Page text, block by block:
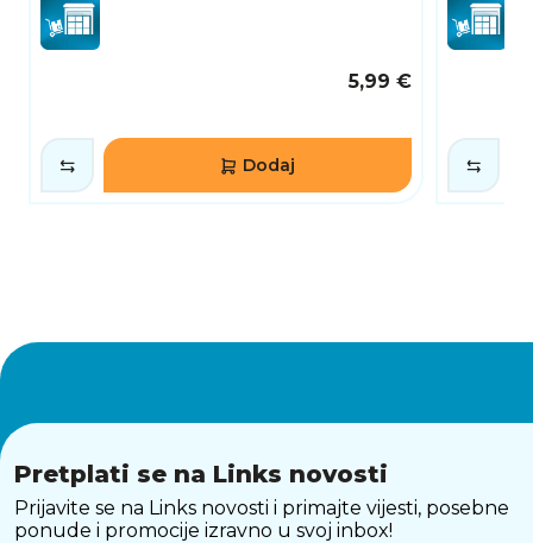
5,99 €
Dodaj
Pretplati se na Links novosti
Prijavite se na Links novosti i primajte vijesti, posebne
ponude i promocije izravno u svoj inbox!